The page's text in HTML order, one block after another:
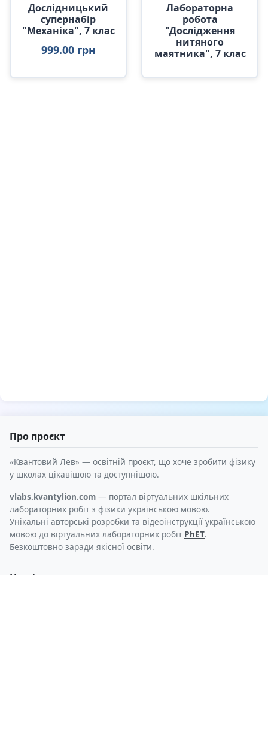
Дослідницький
супернабір
"Механіка", 7 клас
999.00 грн
Лабораторна
робота
"Дослідження
нитяного
маятника", 7 клас
Про проєкт
«Квантовий Лев» — освітній проєкт, що хоче зробити фізику
у школах цікавішою та доступнішою.
vlabs.kvantylion.com — портал віртуальних шкільних
лабораторних робіт з фізики українською мовою.
Унікальні авторські розробки та відеоінструкції українською
мовою до віртуальних лабораторних робіт PhET.
Безкоштовно заради якісної освіти.
Наші ресурси